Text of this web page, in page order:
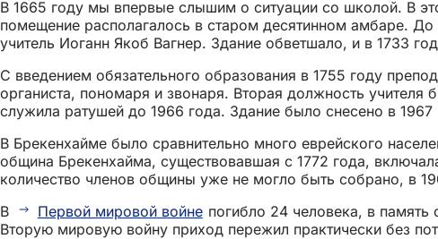
В 1665 году мы впервые слышим о ситуации со школой. В
помещение располагалось в старом десятинном амбаре.
учитель Иоганн Якоб Вагнер. Здание обветшало, и в 1733
С введением обязательного образования в 1755 году
органиста, пономаря и звонаря. Вторая должность
служила ратушей до 1966 года. Здание было снесено в 1967
В Брекенхайме было сравнительно много еврейского
община Брекенхайма, существовавшая с 1772 года,
количество членов общины уже не могло быть собрано, в
В
Первой мировой войне погибло 24 человека, в
Вторую мировую войну приход пережил практически без